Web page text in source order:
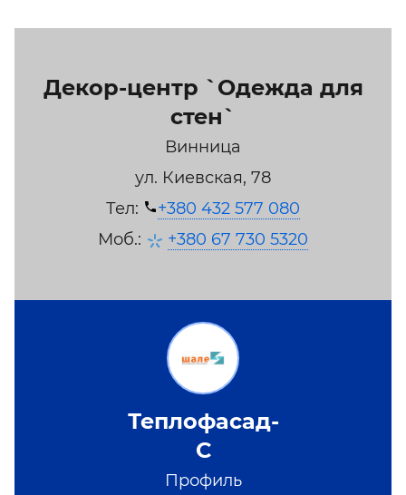
Декор-центр `Одежда для
стен`
Винница
ул. Киевская, 78
Тел:
+380 432 577 080
Моб.:
+380 67 730 5320
Теплофасад-
С
Профиль